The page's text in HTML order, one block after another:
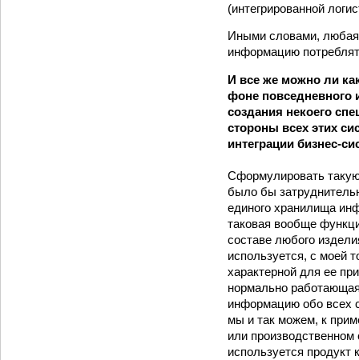
(интегрированной
Иными словами, любая
информацию
И все же можно ли
фоне повседневного
создания некоего
стороны всех этих
интеграции бизнес-
Сформулировать такую
было бы
единого хранилища
таковая вообще
составе любого
используется, с моей
характерной для ее
нормально
информацию обо всех
мы и так можем, к
или
используется продукт